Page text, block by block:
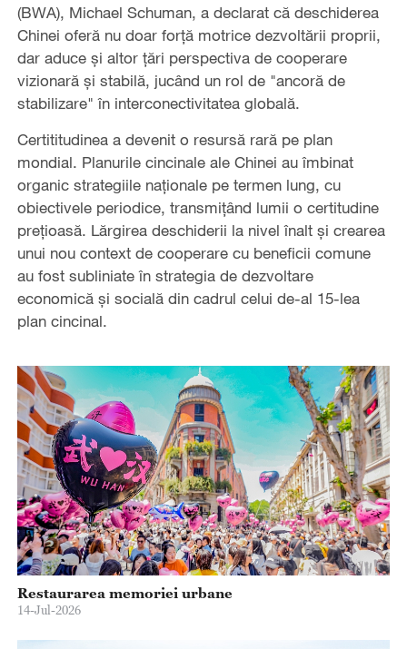
(BWA), Michael Schuman, a declarat că deschiderea
Chinei oferă nu doar forță motrice dezvoltării proprii,
dar aduce și altor țări perspectiva de cooperare
vizionară și stabilă, jucând un rol de "ancoră de
stabilizare" în interconectivitatea globală.
Certititudinea a devenit o resursă rară pe plan
mondial. Planurile cincinale ale Chinei au îmbinat
organic strategiile naționale pe termen lung, cu
obiectivele periodice, transmițând lumii o certitudine
prețioasă. Lărgirea deschiderii la nivel înalt și crearea
unui nou context de cooperare cu beneficii comune
au fost subliniate în strategia de dezvoltare
economică și socială din cadrul celui de-al 15-lea
plan cincinal.
Restaurarea memoriei urbane
14-Jul-2026